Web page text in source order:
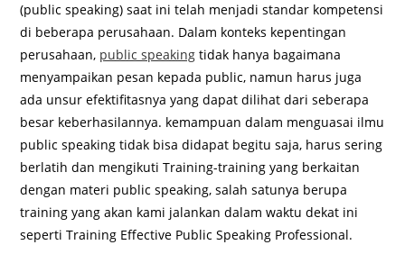
(public speaking) saat ini telah menjadi standar kompetensi
di beberapa perusahaan. Dalam konteks kepentingan
perusahaan, public speaking tidak hanya bagaimana
menyampaikan pesan kepada public, namun harus juga
ada unsur efektifitasnya yang dapat dilihat dari seberapa
besar keberhasilannya. kemampuan dalam menguasai ilmu
public speaking tidak bisa didapat begitu saja, harus sering
berlatih dan mengikuti Training-training yang berkaitan
dengan materi public speaking, salah satunya berupa
training yang akan kami jalankan dalam waktu dekat ini
seperti Training Effective Public Speaking Professional.